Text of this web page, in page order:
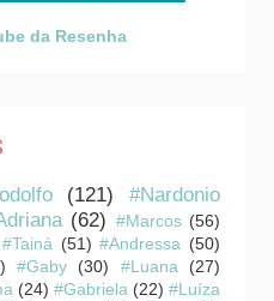
da Resenha
(121)
#Nardonio
(62) #Marcos (56)
#Tainá (51) #Andressa (50)
#Gaby (30) #Luana
(27)
(24) #Gabriela (22) #Luíza